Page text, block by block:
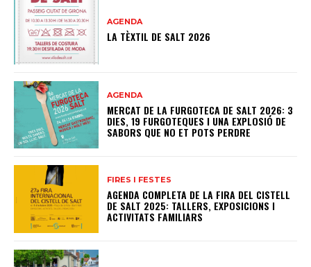
AGENDA
LA TÈXTIL DE SALT 2026
AGENDA
MERCAT DE LA FURGOTECA DE SALT 2026: 3
DIES, 19 FURGOTEQUES I UNA EXPLOSIÓ DE
SABORS QUE NO ET POTS PERDRE
FIRES I FESTES
AGENDA COMPLETA DE LA FIRA DEL CISTELL
DE SALT 2025: TALLERS, EXPOSICIONS I
ACTIVITATS FAMILIARS